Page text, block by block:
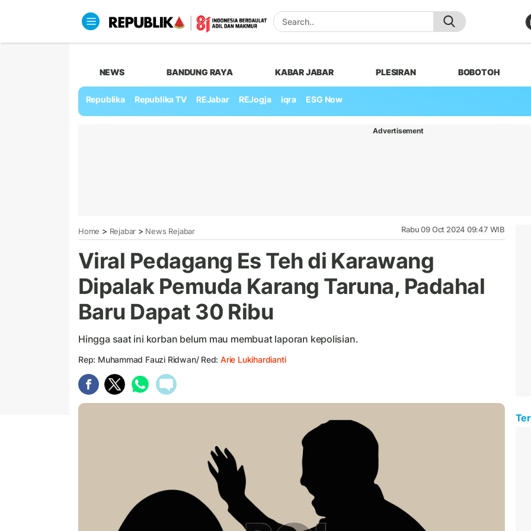
NEWS BANDUNG RAYA KABAR JABAR PLESIRAN BOBOTOH
Republika Republika TV REJabar REJogja iqra ESG Now
Advertisement
Home > Rejabar > News Rejabar Rabu 09 Oct 2024 09:47 WIB
Viral Pedagang Es Teh di Karawang
Dipalak Pemuda Karang Taruna, Padahal
Baru Dapat 30 Ribu
Hingga saat ini korban belum mau membuat laporan kepolisian.
Rep: Muhammad Fauzi Ridwan/ Red:Arie Lukihardianti